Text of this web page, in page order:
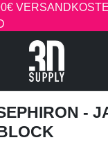
-